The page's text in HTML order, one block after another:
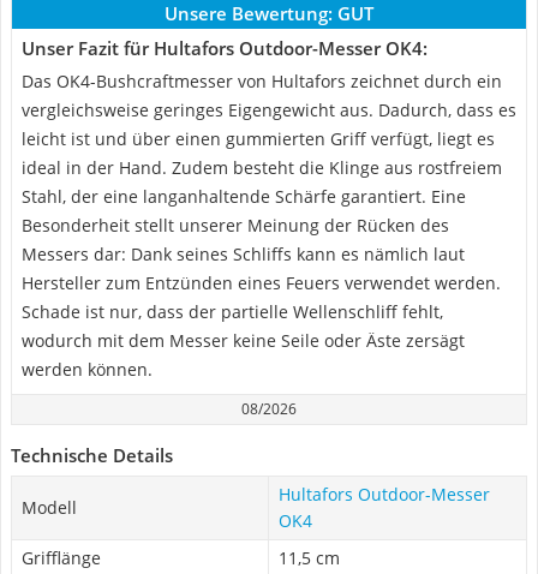
Unsere Bewertung: GUT
Unser Fazit für Hultafors Outdoor-Messer OK4:
Das OK4-Bushcraftmesser von Hultafors zeichnet durch ein
vergleichsweise geringes Eigengewicht aus. Dadurch, dass es
leicht ist und über einen gummierten Griff verfügt, liegt es
ideal in der Hand. Zudem besteht die Klinge aus rostfreiem
Stahl, der eine langanhaltende Schärfe garantiert. Eine
Besonderheit stellt unserer Meinung der Rücken des
Messers dar: Dank seines Schliffs kann es nämlich laut
Hersteller zum Entzünden eines Feuers verwendet werden.
Schade ist nur, dass der partielle Wellenschliff fehlt,
wodurch mit dem Messer keine Seile oder Äste zersägt
werden können.
08/2026
Technische Details
Modell
Hultafors Outdoor-Messer
OK4
Grifflänge
11,5 cm